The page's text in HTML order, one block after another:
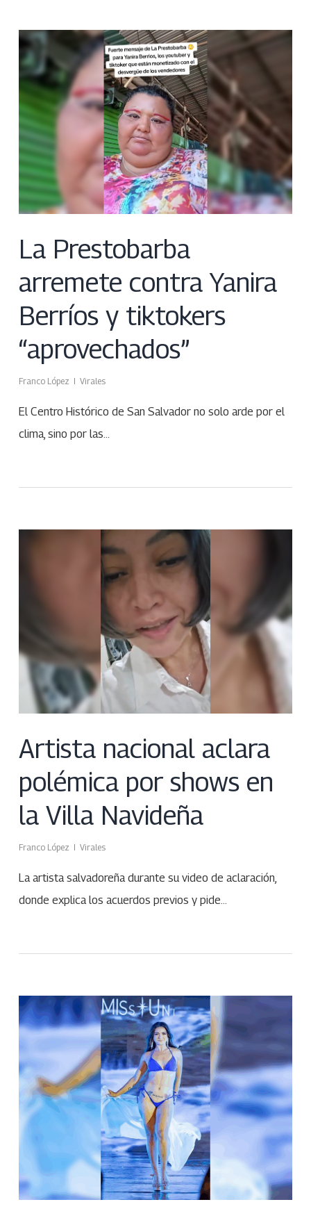
La Prestobarba
arremete contra Yanira
Berríos y tiktokers
“aprovechados”
Franco López Virales
El Centro Histórico de San Salvador no solo arde por el
clima, sino por las…
Artista nacional aclara
polémica por shows en
la Villa Navideña
Franco López Virales
La artista salvadoreña durante su video de aclaración,
donde explica los acuerdos previos y pide…